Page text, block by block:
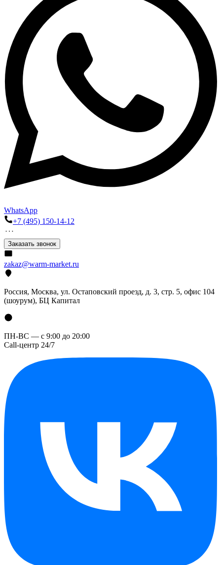
WhatsApp
+7 (495) 150-14-12
Заказать звонок
zakaz@warm-market.ru
Россия, Москва, ул. Остаповский проезд, д. 3, стр. 5, офис 104
(шоурум), БЦ Капитал
ПН-ВС — с 9:00 до 20:00
Call-центр 24/7